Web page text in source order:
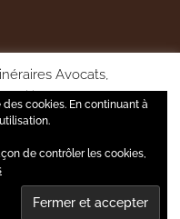
Avocats,
utilisateur et mesurer
certains cookies.
vos choix via la page
et cookies.
ACCEPTER
cookies. En continuant à
de contrôler les cookies,